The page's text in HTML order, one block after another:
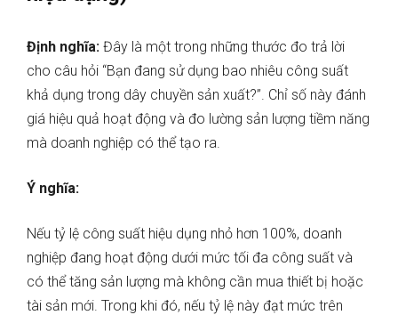
Định nghĩa: Đây là một trong những thước đo trả lời
cho câu hỏi “Bạn đang sử dụng bao nhiêu công suất
khả dụng trong dây chuyền sản xuất?”. Chỉ số này đánh
giá hiệu quả hoạt động và đo lường sản lượng tiềm năng
mà doanh nghiệp có thể tạo ra.
Ý nghĩa:
Nếu tỷ lệ công suất hiệu dụng nhỏ hơn 100%, doanh
nghiệp đang hoạt động dưới mức tối đa công suất và
có thể tăng sản lượng mà không cần mua thiết bị hoặc
tài sản mới. Trong khi đó, nếu tỷ lệ này đạt mức trên